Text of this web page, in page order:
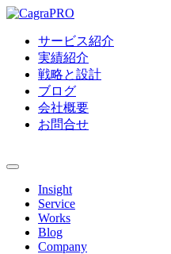
サービス紹介
実績紹介
戦略と設計
ブログ
会社概要
お問合せ
Insight
Service
Works
Blog
Company